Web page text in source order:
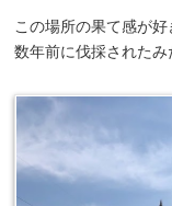
この場所の果て感が好
数年前に伐採されたみ